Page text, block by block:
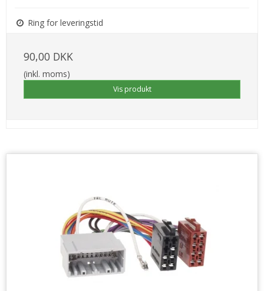
Ring for leveringstid
90,00 DKK
(inkl. moms)
Vis produkt